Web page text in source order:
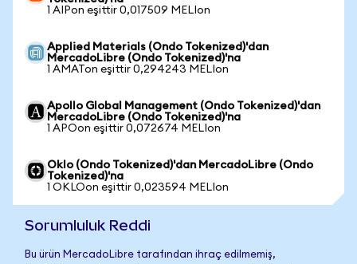
1 AIPon eşittir 0,017509 MELIon
Applied Materials (Ondo Tokenized)'dan
MercadoLibre (Ondo Tokenized)'na
1 AMATon eşittir 0,294243 MELIon
Apollo Global Management (Ondo Tokenized)'dan
MercadoLibre (Ondo Tokenized)'na
1 APOon eşittir 0,072674 MELIon
Oklo (Ondo Tokenized)'dan MercadoLibre (Ondo
Tokenized)'na
1 OKLOon eşittir 0,023594 MELIon
Sorumluluk Reddi
Bu ürün MercadoLibre tarafından ihraç edilmemiş,